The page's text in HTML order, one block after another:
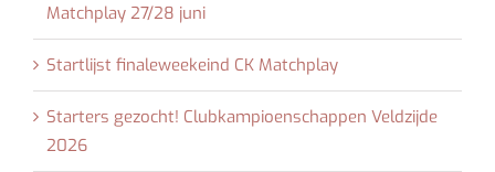
Matchplay 27/28 juni
Startlijst finaleweekeind CK Matchplay
Starters gezocht! Clubkampioenschappen Veldzijde
2026